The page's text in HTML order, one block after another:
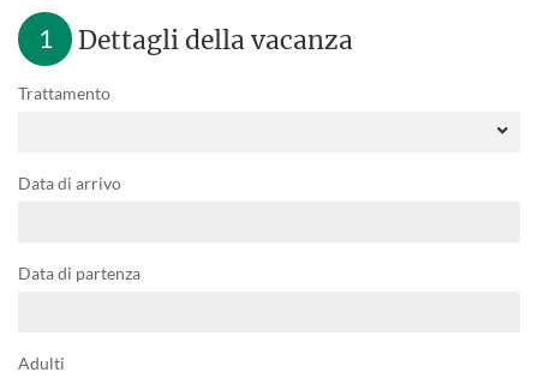
1 Dettagli della vacanza
Trattamento
Data di arrivo
Data di partenza
Adulti